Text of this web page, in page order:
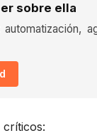
sobre ella
automatización,
críticos: